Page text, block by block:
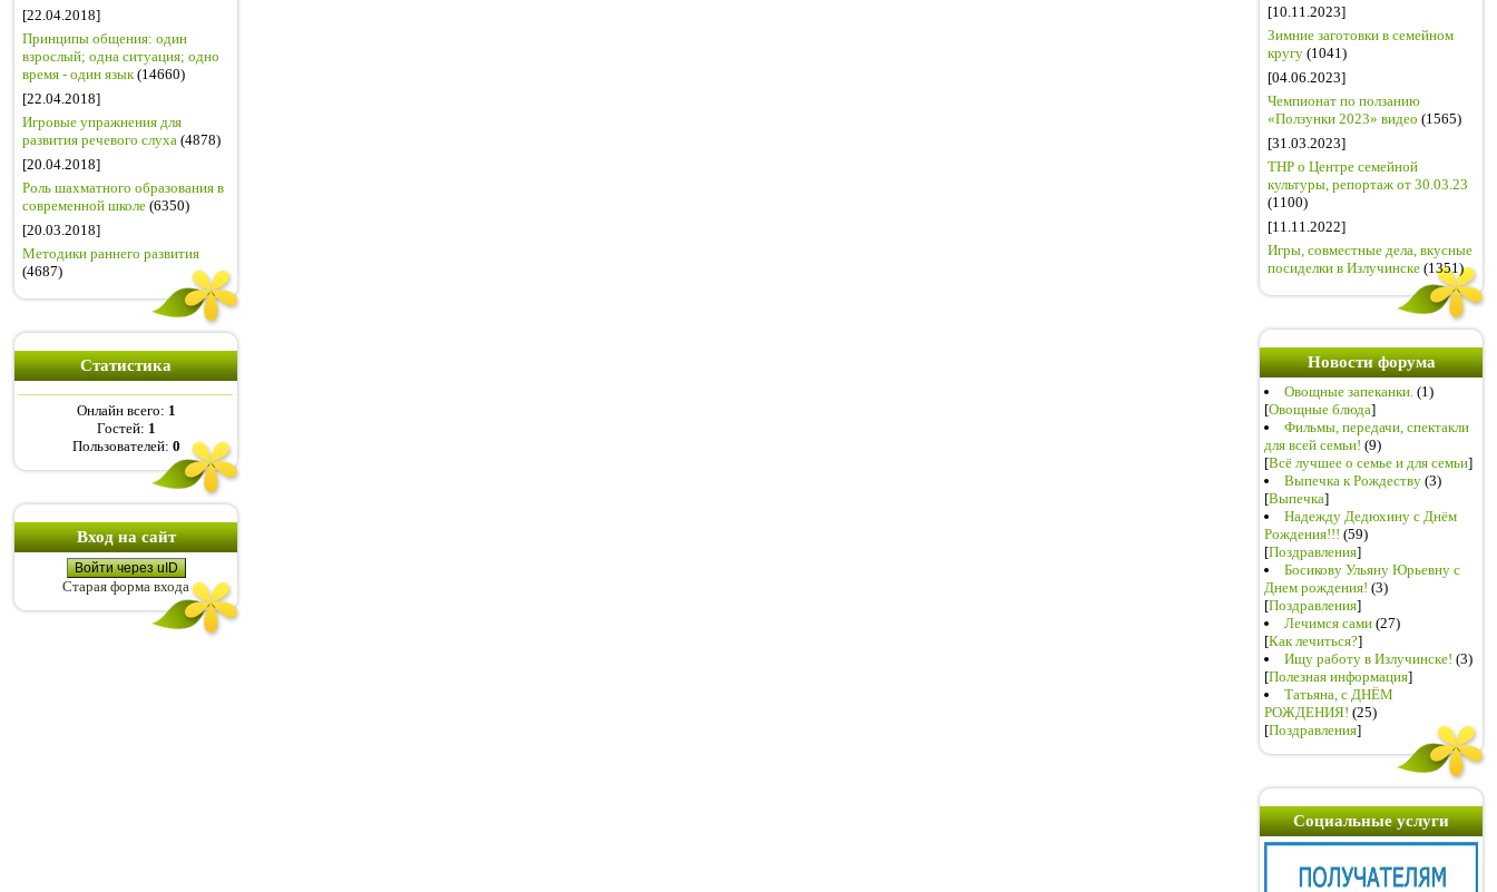
[22.04.2018]
Принципы общения: один
взрослый; одна ситуация; одно
время - один язык(14660)
[22.04.2018]
Игровые упражнения для
развития речевого слуха (4878)
[20.04.2018]
Роль шахматного образования в
современной школе (6350)
[20.03.2018]
Методики раннего развития
(4687)
Статистика
Онлайн всего: 1
Гостей: 1
Пользователей: 0
Вход на сайт
Войти через uID
Старая форма входа
[10.11.2023]
Зимние заготовки в семейном
кругу (1041)
[04.06.2023]
Чемпионат по ползанию
«Ползунки 2023» видео (1565)
[31.03.2023]
ТНР о Центре семейной
культуры, репортаж от 30.03.23
(1100)
[11.11.2022]
Игры, совместные дела, вкусные
посиделки в Излучинске (1351)
Новости форума
Овощные запеканки. (1)
[Овощные блюда]
Фильмы, передачи, спектакли
для всей семьи! (9)
[Всё лучшее о семье и для семьи]
Выпечка к Рождеству (3)
[Выпечка]
Надежду Дедюхину с Днём
Рождения!!! (59)
[Поздравления]
Босикову Ульяну Юрьевну с
Днем рождения! (3)
[Поздравления]
Лечимся сами (27)
[Как лечиться?]
Ищу работу в Излучинске! (3)
[Полезная информация]
Татьяна, с ДНЁМ
РОЖДЕНИЯ! (25)
[Поздравления]
Социальные услуги